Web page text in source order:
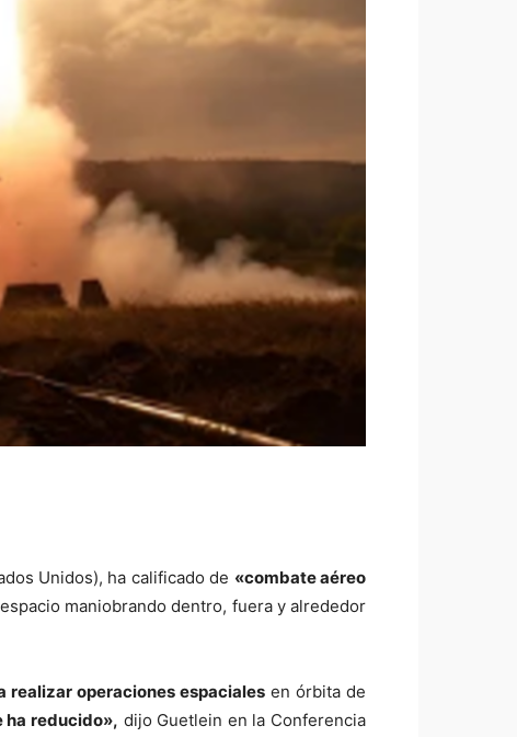
Unidos), ha calificado de «combate aéreo
maniobrando dentro, fuera y alrededor
realizar operaciones espaciales en órbita de
ha reducido», dijo Guetlein en la Conferencia